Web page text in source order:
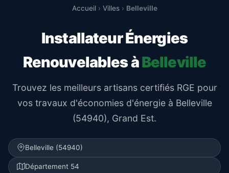
Accueil› Villes› Belleville
Installateur Énergies
Renouvelables àBelleville
Trouvez les meilleurs artisans certifiés RGE pour
vos travaux d'économies d'énergie à Belleville
(54940), Grand Est.
Belleville (54940)
Département 54